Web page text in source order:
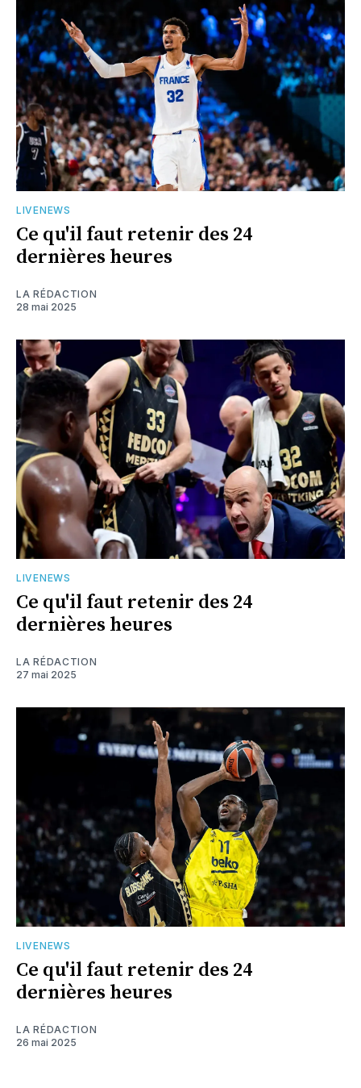
LIVENEWS
Ce qu'il faut retenir des 24
dernières heures
LA RÉDACTION
28 mai 2025
LIVENEWS
Ce qu'il faut retenir des 24
dernières heures
LA RÉDACTION
27 mai 2025
LIVENEWS
Ce qu'il faut retenir des 24
dernières heures
LA RÉDACTION
26 mai 2025